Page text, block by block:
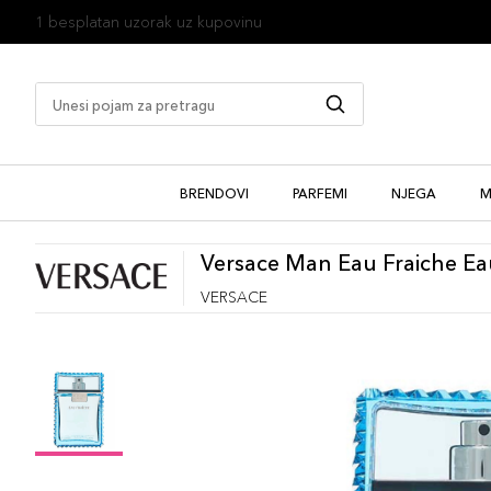
1 besplatan uzorak uz kupovinu
BRENDOVI PARFEMI NJEGA
Versace Man Eau Fraiche
VERSACE